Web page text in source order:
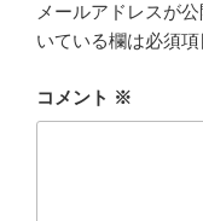
メールアドレスが
いている欄は必須
コメント ※